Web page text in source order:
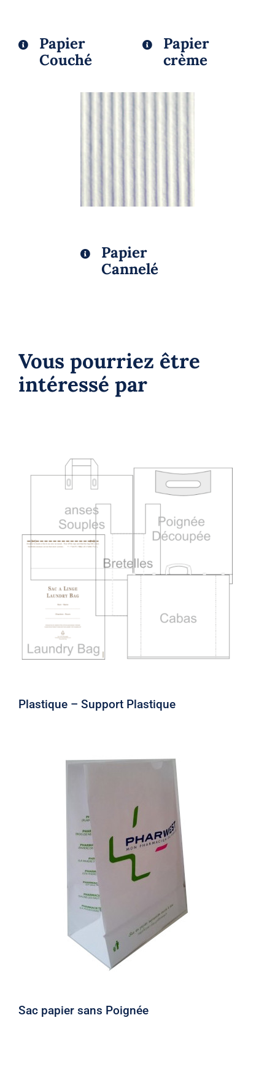
Papier
Couché
Papier
crème
Papier
Cannelé
Vous pourriez être
intéressé par
Plastique – Support Plastique
Plastique – Support Plastique
Sac papier sans Poignée
Sac papier sans Poignée